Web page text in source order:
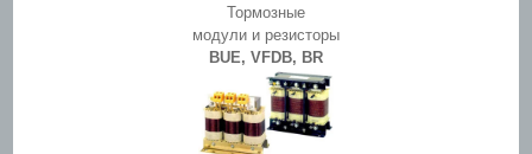
Тормозные
модули и резисторы
BUE, VFDB, BR